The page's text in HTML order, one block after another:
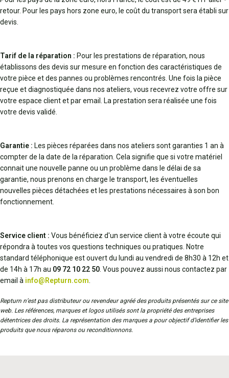
retour. Pour les pays hors zone euro, le coût du transport sera établi sur
devis.
Tarif de la réparation : Pour les prestations de réparation, nous
établissons des devis sur mesure en fonction des caractéristiques de
votre pièce et des pannes ou problèmes rencontrés. Une fois la pièce
reçue et diagnostiquée dans nos ateliers, vous recevrez votre offre sur
votre espace client et par email. La prestation sera réalisée une fois
votre devis validé.
Garantie : Les pièces réparées dans nos ateliers sont garanties 1 an à
compter de la date de la réparation. Cela signifie que si votre matériel
connait une nouvelle panne ou un problème dans le délai de sa
garantie, nous prenons en charge le transport, les éventuelles
nouvelles pièces détachées et les prestations nécessaires à son bon
fonctionnement.
Service client : Vous bénéficiez d'un service client à votre écoute qui
répondra à toutes vos questions techniques ou pratiques. Notre
standard téléphonique est ouvert du lundi au vendredi de 8h30 à 12h et
de 14h à 17h au 09 72 10 22 50 . Vous pouvez aussi nous contactez par
email à info@Repturn.com
Repturn n’est pas distributeur ou revendeur agréé des produits présentés sur ce site
web. Les références, marques et logos utilisés sont la propriété des entreprises
détentrices des droits. La représentation des marques a pour objectif d’identifier les
produits que nous réparons ou reconditionnons.